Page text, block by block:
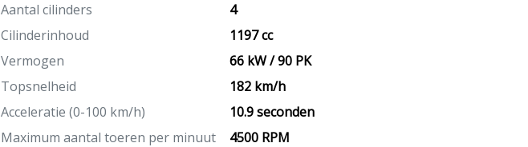
Aantal cilinders
4
Cilinderinhoud
1197 cc
Vermogen
66 kW / 90 PK
Topsnelheid
182 km/h
Acceleratie (0-100 km/h)
10.9 seconden
Maximum aantal toeren per minuut
4500 RPM